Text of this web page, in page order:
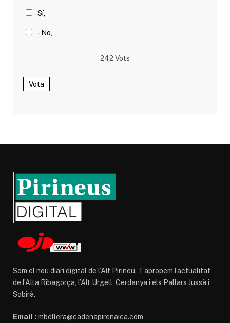
Sí,
- No,
242 Vots
Vota
Som el nou diari digital de l’Alt Pirineu. T’apropem l’actualitat
de l’Alta Ribagorça, l’Alt Urgell, Cerdanya i els Pallars Jussà i
Sobirà.
Email : mbellera@cadenapirenaica.com